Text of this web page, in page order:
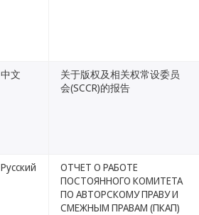
中文
关于版权及相关权常设委员
会(SCCR)的报告
Русский
ОТЧЕТ О РАБОТЕ
ПОСТОЯННОГО КОМИТЕТА
ПО АВТОРСКОМУ ПРАВУ И
СМЕЖНЫМ ПРАВАМ (ПКАП)